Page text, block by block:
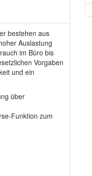
bestehen aus
Auslastung
im Büro bis
Vorgaben
und ein
über
Funktion zum